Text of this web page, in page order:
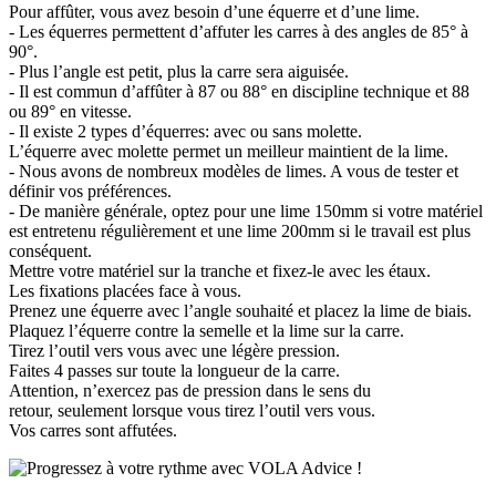
Pour affûter, vous avez besoin d’une équerre et d’une lime.
- Les équerres permettent d’affuter les carres à des angles de 85° à
90°.
- Plus l’angle est petit, plus la carre sera aiguisée.
- Il est commun d’affûter à 87 ou 88° en discipline technique et 88
ou 89° en vitesse.
- Il existe 2 types d’équerres: avec ou sans molette.
L’équerre avec molette permet un meilleur maintient de la lime.
- Nous avons de nombreux modèles de limes. A vous de tester et
définir vos préférences.
- De manière générale, optez pour une lime 150mm si votre matériel
est entretenu régulièrement et une lime 200mm si le travail est plus
conséquent.
Mettre votre matériel sur la tranche et fixez-le avec les étaux.
Les fixations placées face à vous.
Prenez une équerre avec l’angle souhaité et placez la lime de biais.
Plaquez l’équerre contre la semelle et la lime sur la carre.
Tirez l’outil vers vous avec une légère pression.
Faites 4 passes sur toute la longueur de la carre.
Attention, n’exercez pas de pression dans le sens du
retour, seulement lorsque vous tirez l’outil vers vous.
Vos carres sont affutées.